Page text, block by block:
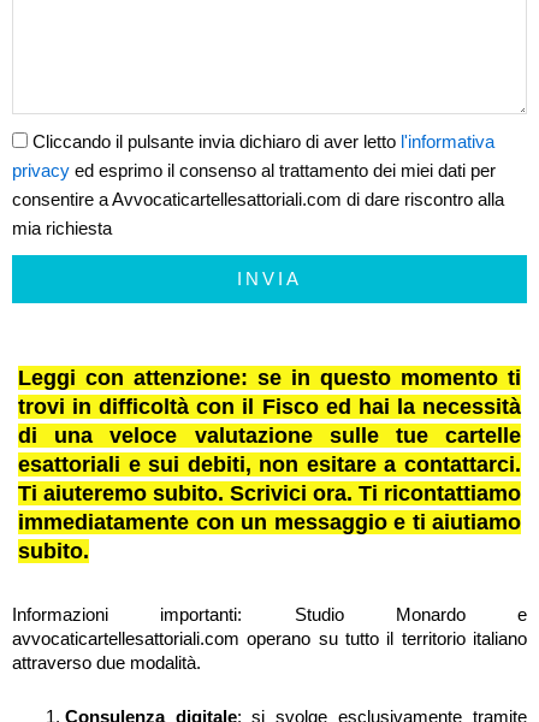
Cliccando il pulsante invia dichiaro di aver letto l'informativa
privacy ed esprimo il consenso al trattamento dei miei dati per
consentire a Avvocaticartellesattoriali.com di dare riscontro alla
mia richiesta
INVIA
Leggi con attenzione: se in questo momento ti
trovi in difficoltà con il Fisco ed hai la necessità
di una veloce valutazione sulle tue cartelle
esattoriali e sui debiti, non esitare a contattarci.
Ti aiuteremo subito. Scrivici ora. Ti ricontattiamo
immediatamente con un messaggio e ti aiutiamo
subito.
Informazioni importanti: Studio Monardo e
avvocaticartellesattoriali.com operano su tutto il territorio italiano
attraverso due modalità.
Consulenza digitale: si svolge esclusivamente tramite